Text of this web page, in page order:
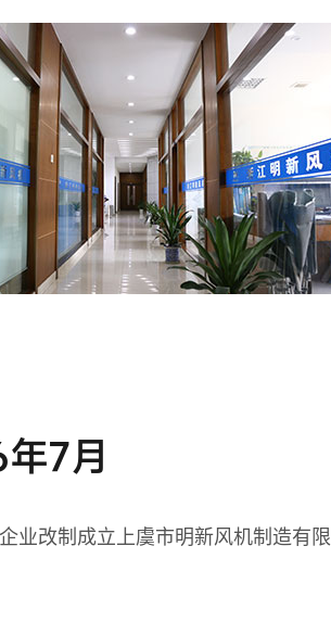
7月
业改制成立上虞市明新风机制造有限